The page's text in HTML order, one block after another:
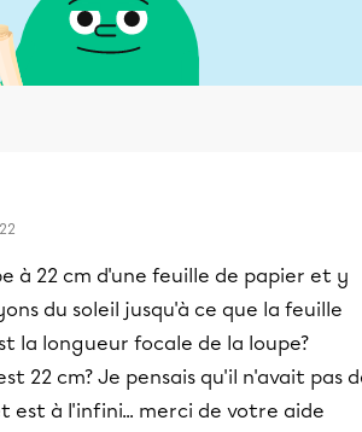
à 22 cm d'une feuille de papier et y
du soleil jusqu'à ce que la feuille
la longueur focale de la loupe?
22 cm? Je pensais qu'il n'avait pas
est à l'infini... merci de votre aide